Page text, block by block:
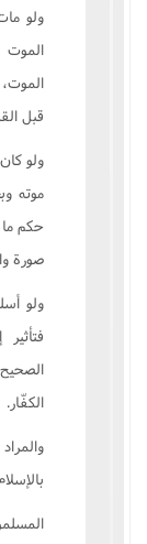
ولو
الموت
قبل
ولو
موته
حکم
صورة
ولو
الکفّار.